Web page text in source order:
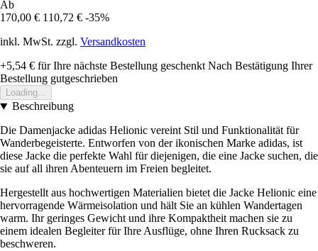
Ab
170,00 € 110,72 € -35%
inkl. MwSt. zzgl. Versandkosten
+5,54 € für Ihre nächste Bestellung geschenkt Nach Bestätigung Ihrer
Bestellung gutgeschrieben
Loading...
Beschreibung
Die Damenjacke adidas Helionic vereint Stil und Funktionalität für
Wanderbegeisterte. Entworfen von der ikonischen Marke adidas, ist
diese Jacke die perfekte Wahl für diejenigen, die eine Jacke suchen, die
sie auf all ihren Abenteuern im Freien begleitet.
Hergestellt aus hochwertigen Materialien bietet die Jacke Helionic eine
hervorragende Wärmeisolation und hält Sie an kühlen Wandertagen
warm. Ihr geringes Gewicht und ihre Kompaktheit machen sie zu
einem idealen Begleiter für Ihre Ausflüge, ohne Ihren Rucksack zu
beschweren.